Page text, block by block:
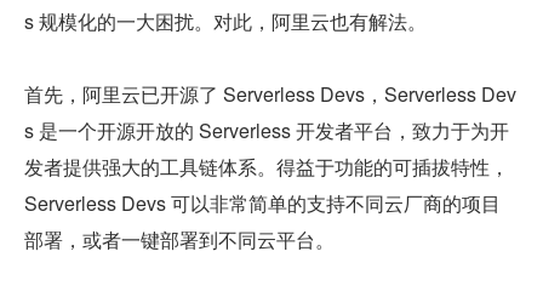
s 规模化的一大困扰。对此，阿里云也有解法。
首先，阿里云已开源了 Serverless Devs，Serverless Dev
s 是一个开源开放的 Serverless 开发者平台，致力于为开
发者提供强大的工具链体系。得益于功能的可插拔特性，
Serverless Devs 可以非常简单的支持不同云厂商的项目
部署，或者一键部署到不同云平台。